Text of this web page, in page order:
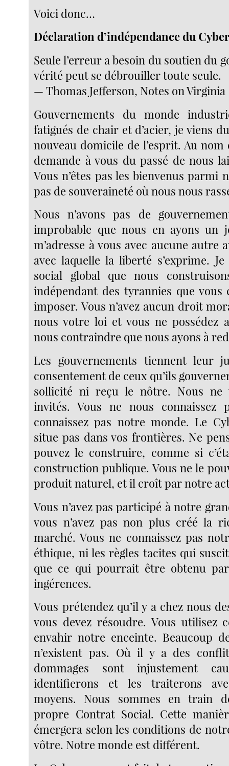
Voici donc…
Déclaration d’indépendance du
Seule l’erreur a besoin du soutien du
vérité peut se débrouiller toute seule.
— Thomas Jefferson, Notes on Virginia
Gouvernements du monde
fatigués de chair et d’acier, je viens
nouveau domicile de l’esprit. Au
demande à vous du passé de nous
Vous n’êtes pas les bienvenus parmi
pas de souveraineté où nous nous
Nous n’avons pas de
improbable que nous en ayons un
m’adresse à vous avec aucune autre
avec laquelle la liberté s’exprime. Je
social global que nous
indépendant des tyrannies que vous
imposer. Vous n’avez aucun droit
nous votre loi et vous ne possédez
nous contraindre que nous ayons à
Les gouvernements tiennent leur
consentement de ceux qu’ils
sollicité ni reçu le nôtre. Nous ne
invités. Vous ne nous connaissez
connaissez pas notre monde. Le
situe pas dans vos frontières. Ne
pouvez le construire, comme si
construction publique. Vous ne le
produit naturel, et il croît par notre
Vous n’avez pas participé à notre
vous n’avez pas non plus créé la
marché. Vous ne connaissez pas
éthique, ni les règles tacites qui
que ce qui pourrait être obtenu
ingérences.
Vous prétendez qu’il y a chez nous
vous devez résoudre. Vous utilisez
envahir notre enceinte. Beaucoup
n’existent pas. Où il y a des
dommages sont injustement
identifierons et les traiterons
moyens. Nous sommes en train
propre Contrat Social. Cette
émergera selon les conditions de
vôtre. Notre monde est différent.